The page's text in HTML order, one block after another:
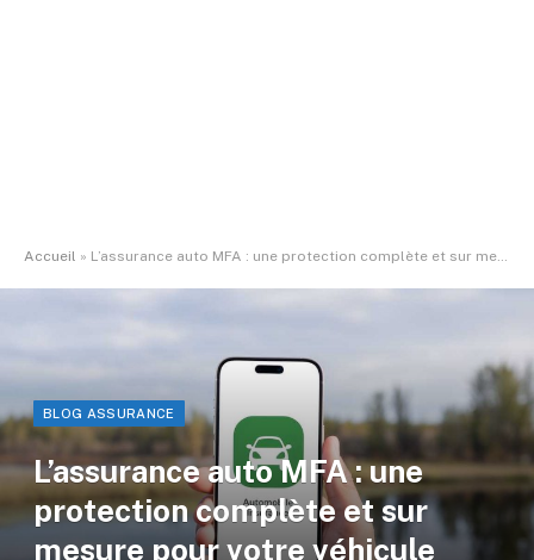
Accueil » L’assurance auto MFA : une protection complète et sur mesure pour votre véhicule
BLOG ASSURANCE
L’assurance auto MFA : une
protection complète et sur
mesure pour votre véhicule